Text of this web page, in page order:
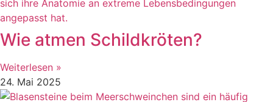
Wie atmen Schildkröten?
Weiterlesen »
24. Mai 2025